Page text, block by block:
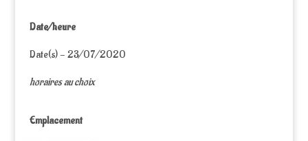
Date/heure
Date(s) - 23/07/2020
horaires au choix
Emplacement